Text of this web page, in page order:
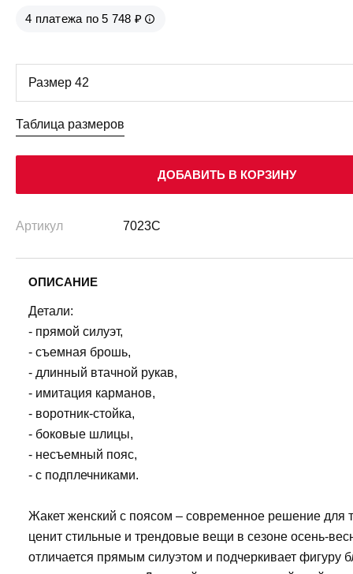
4 платежа по 5 748 ₽
Таблица размеров
ДОБАВИТЬ В КОРЗИНУ
Артикул 7023C
ОПИСАНИЕ
Детали:
- прямой силуэт,
- съемная брошь,
- длинный втачной рукав,
- имитация карманов,
- воротник-стойка,
- боковые шлицы,
- несъемный пояс,
- с подплечниками.
Жакет женский с поясом – современное решение для
ценит стильные и трендовые вещи в сезоне осень-
отличается прямым силуэтом и подчеркивает фигуру